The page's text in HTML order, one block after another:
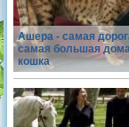
Ашера - самая
самая большая
кошка